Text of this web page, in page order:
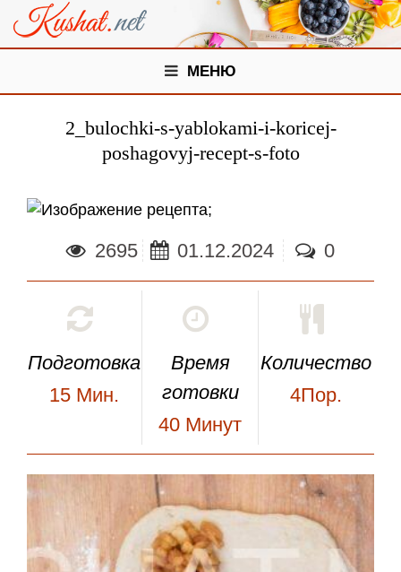
МЕНЮ
2_bulochki-s-yablokami-i-koricej-
poshagovyj-recept-s-foto
;
2695 01.12.2024 0
Подготовка
15 Мин.
Время
готовки
40 Минут
Количество
4Пор.